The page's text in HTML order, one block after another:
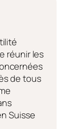
réunir les
de tous
Suisse